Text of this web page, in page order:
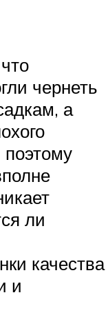
чернеть
а
поэтому
ли
качества
и